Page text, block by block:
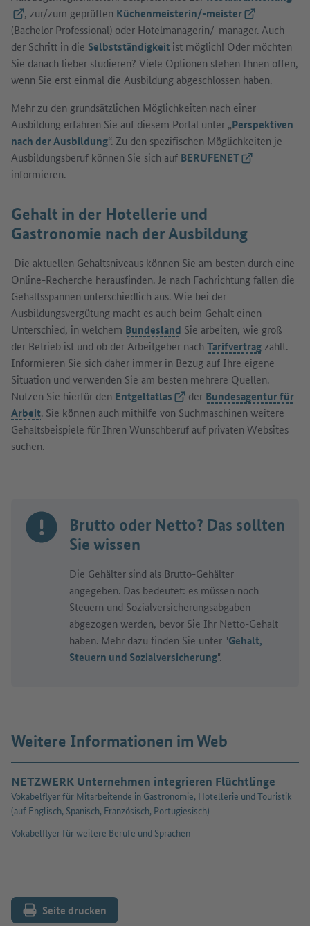
(Externer Link)
, zur/zum geprüften Küchenmeisterin/-meister(Externer
(Bachelor Professional) oder Hotelmanagerin/-manager. Auch
der Schritt in die Selbstständigkeitist möglich! Oder möchten
Sie danach lieber studieren? Viele Optionen stehen Ihnen offen,
wenn Sie erst einmal die Ausbildung abgeschlossen haben.
Mehr zu den grundsätzlichen Möglichkeiten nach einer
Ausbildung erfahren Sie auf diesem Portal unter „Perspektiven
nach der Ausbildung“. Zu den spezifischen Möglichkeiten je
Ausbildungsberuf können Sie sich auf BERUFENET(Externer Link)
informieren.
Gehalt in der Hotellerie und
Gastronomie nach der Ausbildung
Die aktuellen Gehaltsniveaus können Sie am besten durch eine
Online-Recherche herausfinden. Je nach Fachrichtung fallen die
Gehaltsspannen unterschiedlich aus. Wie bei der
Ausbildungsvergütung macht es auch beim Gehalt einen
Unterschied, in welchem Bundesland Sie arbeiten, wie groß
der Betrieb ist und ob der Arbeitgeber nach Tarifvertragzahlt.
Informieren Sie sich daher immer in Bezug auf Ihre eigene
Situation und verwenden Sie am besten mehrere Quellen.
Nutzen Sie hierfür den Entgeltatlas(Externer Link)
der Bundesagentur für
Arbeit. Sie können auch mithilfe von Suchmaschinen weitere
Gehaltsbeispiele für Ihren Wunschberuf auf privaten Websites
suchen.
Brutto oder Netto? Das sollten
Sie wissen
Die Gehälter sind als Brutto-Gehälter
angegeben. Das bedeutet: es müssen noch
Steuern und Sozialversicherungsabgaben
abgezogen werden, bevor Sie Ihr Netto-Gehalt
haben. Mehr dazu finden Sie unter "Gehalt,
Steuern und Sozialversicherung".
Weitere Informationen im Web
NETZWERK Unternehmen integrieren Flüchtlinge
Vokabelflyer für Mitarbeitende in Gastronomie, Hotellerie und Touristik
(auf Englisch, Spanisch, Französisch, Portugiesisch)
Vokabelflyer für weitere Berufe und Sprachen
Seite drucken